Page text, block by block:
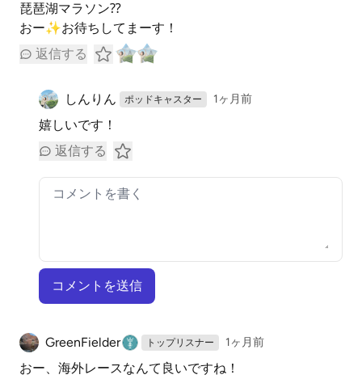
琵琶湖マラソン⁇
おー✨お待ちしてまーす！
返信する
しんりん ポッドキャスター 1ヶ月前
嬉しいです！
返信する
コメントを送信
GreenFielder トップリスナー 1ヶ月前
おー、海外レースなんて良いですね！